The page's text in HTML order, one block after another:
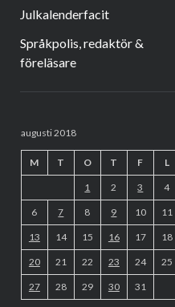
Julkalenderfacit
Språkpolis, redaktör &
föreläsare
augusti 2018
M T O T F L
1 2 3 4
6 7 8 9 10 11
13 14 15 16 17 18
20 21 22 23 24 25
27 28 29 30 31